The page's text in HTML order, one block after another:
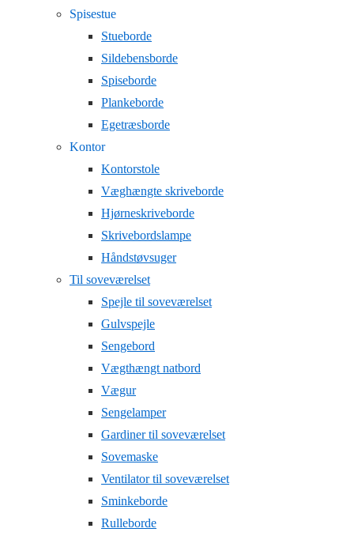
Spisestue
Stueborde
Sildebensborde
Spiseborde
Plankeborde
Egetræsborde
Kontor
Kontorstole
Væghængte skriveborde
Hjørneskriveborde
Skrivebordslampe
Håndstøvsuger
Til soveværelset
Spejle til soveværelset
Gulvspejle
Sengebord
Vægthængt natbord
Vægur
Sengelamper
Gardiner til soveværelset
Sovemaske
Ventilator til soveværelset
Sminkeborde
Rulleborde